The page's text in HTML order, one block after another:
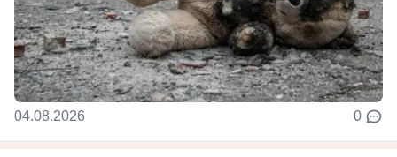
04.08.2026 0